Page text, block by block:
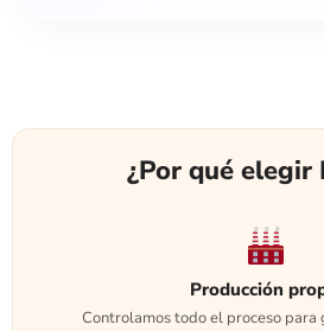
¿Por qué elegir
Producción
Controlamos todo el proceso para